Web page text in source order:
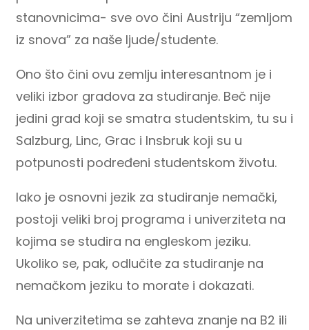
stanovnicima- sve ovo čini Austriju “zemljom
iz snova” za naše ljude/studente.
Ono što čini ovu zemlju interesantnom je i
veliki izbor gradova za studiranje. Beč nije
jedini grad koji se smatra studentskim, tu su i
Salzburg, Linc, Grac i Insbruk koji su u
potpunosti podređeni studentskom životu.
Iako je osnovni jezik za studiranje nemački,
postoji veliki broj programa i univerziteta na
kojima se studira na engleskom jeziku.
Ukoliko se, pak, odlučite za studiranje na
nemačkom jeziku to morate i dokazati.
Na univerzitetima se zahteva znanje na B2 ili